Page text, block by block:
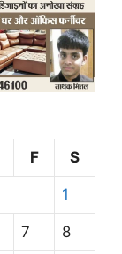
F S
1
7 8